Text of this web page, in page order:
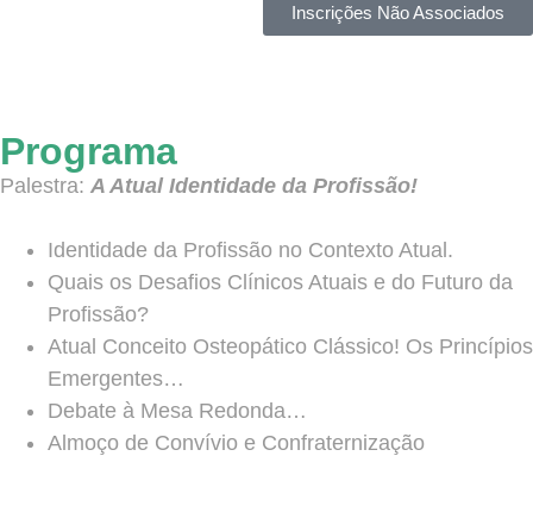
Inscrições Não Associados
Programa
Palestra: A Atual Identidade da Profissão!
Identidade da Profissão no Contexto Atual.
Quais os Desafios Clínicos Atuais e do Futuro da
Profissão?
Atual Conceito Osteopático Clássico! Os Princípios
Emergentes…
Debate à Mesa Redonda…
Almoço de Convívio e Confraternização